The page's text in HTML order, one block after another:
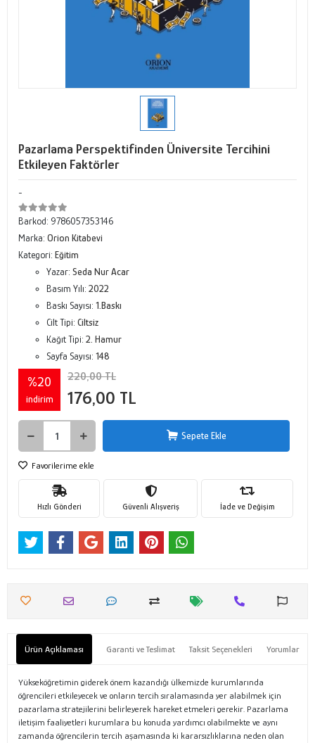
Pazarlama Perspektifinden Üniversite Tercihini
Etkileyen Faktörler
-
Barkod: 9786057353146
Marka: Orion Kitabevi
Kategori: Eğitim
Yazar: Seda Nur Acar
Basım Yılı: 2022
Baskı Sayısı: 1.Baskı
Cilt Tipi: Ciltsiz
Kağıt Tipi: 2. Hamur
Sayfa Sayısı: 148
%20
indirim
220,00 TL
176,00 TL
Sepete Ekle
Favorilerime ekle
Hızlı Gönderi Güvenli Alışveriş İade ve Değişim
Ürün Açıklaması Garanti ve Teslimat Taksit Seçenekleri Yorumlar
Yükseköğretimin giderek önem kazandığı ülkemizde kurumlarında
öğrencileri etkileyecek ve onların tercih sıralamasında yer alabilmek için
pazarlama stratejilerini belirleyerek hareket etmeleri gerekir. Pazarlama
iletişim faaliyetleri kurumlara bu konuda yardımcı olabilmekte ve aynı
zamanda öğrencilerin tercih aşamasında ki kararsızlıklarına neden olan